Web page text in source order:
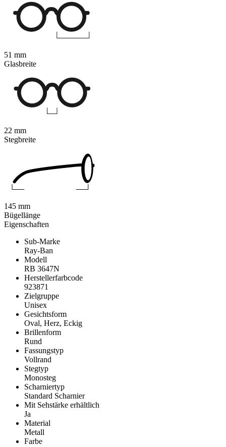
Eigenschaften
Sub-Marke
Ray-Ban
Modell
RB 3647N
Herstellerfarbcode
923871
Zielgruppe
Unisex
Gesichtsform
Oval, Herz, Eckig
Brillenform
Rund
Fassungstyp
Vollrand
Stegtyp
Monosteg
Scharniertyp
Standard Scharnier
Mit Sehstärke erhältlich
Ja
Material
Metall
Farbe
51 mm
Glasbreite
22 mm
Stegbreite
145 mm
Bügellänge